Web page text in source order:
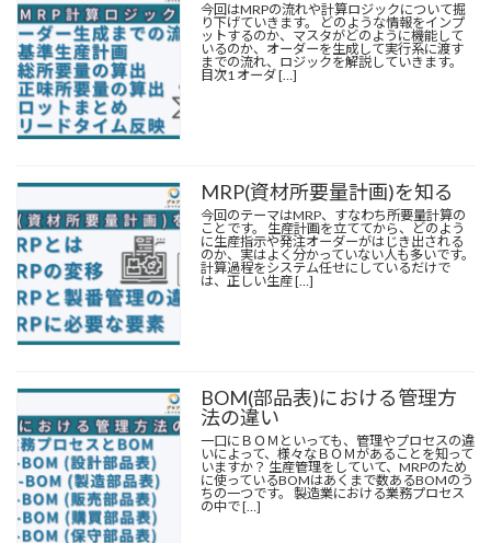
今回はMRPの流れや計算ロジックについて掘
り下げていきます。 どのような情報をインプ
ットするのか、マスタがどのように機能して
いるのか、オーダーを生成して実行系に渡す
までの流れ、ロジックを解説していきます。
目次1 オーダ […]
MRP(資材所要量計画)を知る
今回のテーマはMRP、すなわち所要量計算の
ことです。 生産計画を立ててから、どのよう
に生産指示や発注オーダーがはじき出される
のか、実はよく分かっていない人も多いです。
計算過程をシステム任せにしているだけで
は、正しい生産 […]
BOM(部品表)における管理方
法の違い
一口にＢＯＭといっても、管理やプロセスの違
いによって、様々なＢＯＭがあることを知って
いますか？ 生産管理をしていて、MRPのため
に使っているBOMはあくまで数あるBOMのう
ちの一つです。 製造業における業務プロセス
の中で […]